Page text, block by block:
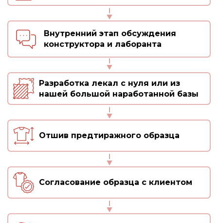
Внутренний этап обсуждения
конструктора и лаборанта
Согласование образца с клиентом
Отшив предтиражного образца
Разработка лекал с нуля или из
нашей большой наработанной базы